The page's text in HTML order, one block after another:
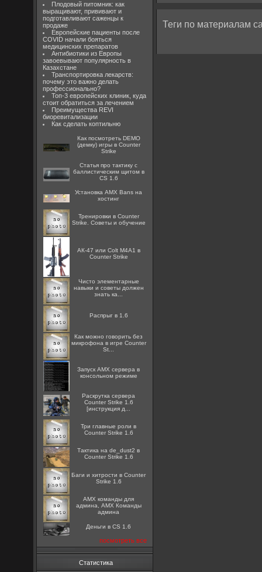
Плодовый питомник: как
выращивают, прививают и
подготавливают саженцы к
продаже
Европейские пациенты после
COVID начали бояться
медицинских препаратов
Антибиотики из Европы
завоевывают популярность в
Казахстане
Транспортировка лекарств:
почему это важно делать
профессионально?
Топ-3 европейских клиник, куда
стоит обратиться за лечением
Преимущества REVI
биоревитализации
Как сделать коптильню
Как посмотреть DEMO
(демку) игры в Counter
Strike
Статья про тактику с
баллистическим щитом в
CS 1.6
Установка AMX Bans на
хостинг
Тренировки в Counter
Strike. Советы и обучение
АК-47 или Colt M4A1 в
Counter Strike
Чисто элементарные
навыки и советы должен
знать ка...
Распрыг в 1.6
Как можно говорить без
микрофона в игре Counter
St...
Запуск AMX сервера в
консольном режиме
Раскрутка сервера
Counter Strike 1.6
[инструкция д...
Три главные роли в
Counter Strike 1.6
Тактика на de_dust2 в
Counter Strike 1.6
Баги и хитрости в Counter
Strike 1.6
AMX команды для
админа, AMX Команды
админа
Деньги в CS 1.6
посмотреть все
Статистика
Теги по материалам